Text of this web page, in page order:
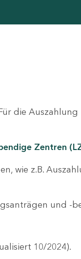
die Auszahlung
Zentren
wie z.B.
und -
10/2024).